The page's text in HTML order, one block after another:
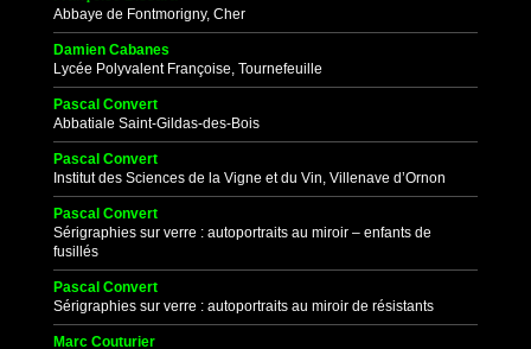
Abbaye de Fontmorigny, Cher
Damien Cabanes
Lycée Polyvalent Françoise, Tournefeuille
Pascal Convert
Abbatiale Saint-Gildas-des-Bois
Pascal Convert
Institut des Sciences de la Vigne et du Vin, Villenave d’Ornon
Pascal Convert
Sérigraphies sur verre : autoportraits au miroir – enfants de
fusillés
Pascal Convert
Sérigraphies sur verre : autoportraits au miroir de résistants
Marc Couturier